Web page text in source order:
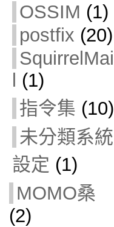
OSSIM (1)
postfix (20)
SquirrelMai
(1)
指令集 (10)
未分類系統
設定 (1)
MOMO桑
(2)